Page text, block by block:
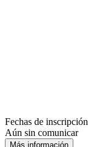
Fechas de inscripción
Aún sin comunicar
Más información